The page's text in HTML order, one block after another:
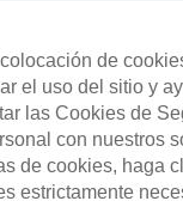
una de las
de
el uso del sitio y
las Cookies de
con nuestros
de cookies, haga
estrictamente